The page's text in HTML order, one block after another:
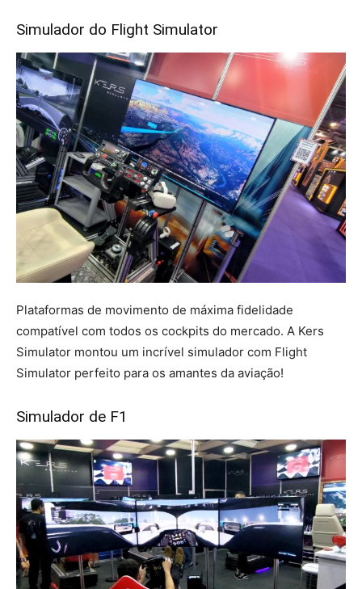
Simulador do Flight Simulator
Plataformas de movimento de máxima fidelidade
compatível com todos os cockpits do mercado. A Kers
Simulator montou um incrível simulador com Flight
Simulator perfeito para os amantes da aviação!
Simulador de F1